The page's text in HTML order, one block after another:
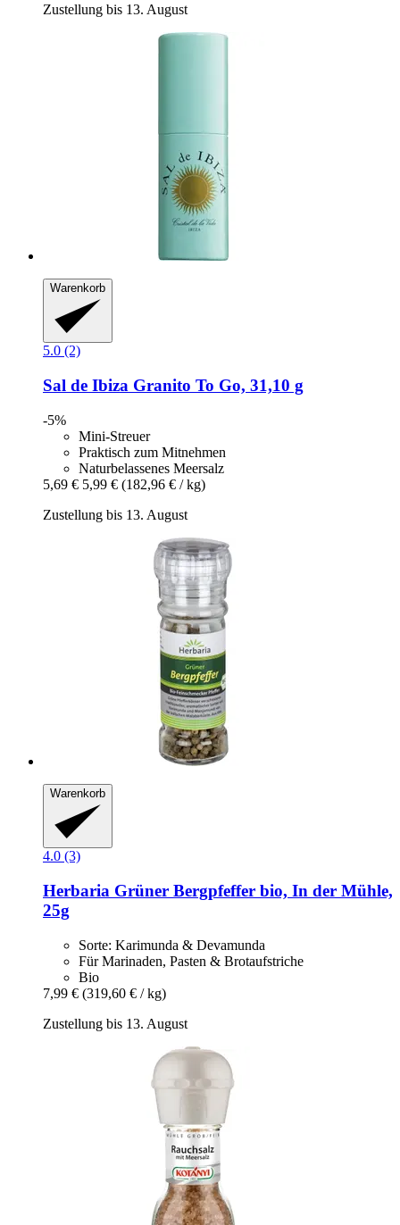
Zustellung bis 13. August
Warenkorb
5.0 (2)
Sal de Ibiza Granito To Go, 31,10 g
-5%
Mini-Streuer
Praktisch zum Mitnehmen
Naturbelassenes Meersalz
5,69 € 5,99 € (182,96 € / kg)
Zustellung bis 13. August
Warenkorb
4.0 (3)
Herbaria Grüner Bergpfeffer bio, In der Mühle,
25g
Sorte: Karimunda & Devamunda
Für Marinaden, Pasten & Brotaufstriche
Bio
7,99 € (319,60 € / kg)
Zustellung bis 13. August